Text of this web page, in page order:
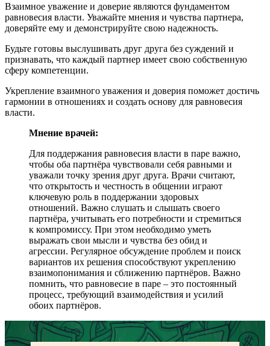
Взаимное уважение и доверие являются фундаментом
равновесия власти. Уважайте мнения и чувства партнера,
доверяйте ему и демонстрируйте свою надежность.
Будьте готовы выслушивать друг друга без суждений и
признавать, что каждый партнер имеет свою собственную
сферу компетенции.
Укрепление взаимного уважения и доверия поможет достичь
гармонии в отношениях и создать основу для равновесия
власти.
Мнение врачей:
Для поддержания равновесия власти в паре важно,
чтобы оба партнёра чувствовали себя равными и
уважали точку зрения друг друга. Врачи считают,
что открытость и честность в общении играют
ключевую роль в поддержании здоровых
отношений. Важно слушать и слышать своего
партнёра, учитывать его потребности и стремиться
к компромиссу. При этом необходимо уметь
выражать свои мысли и чувства без обид и
агрессии. Регулярное обсуждение проблем и поиск
вариантов их решения способствуют укреплению
взаимопонимания и сближению партнёров. Важно
помнить, что равновесие в паре – это постоянный
процесс, требующий взаимодействия и усилий
обоих партнёров.